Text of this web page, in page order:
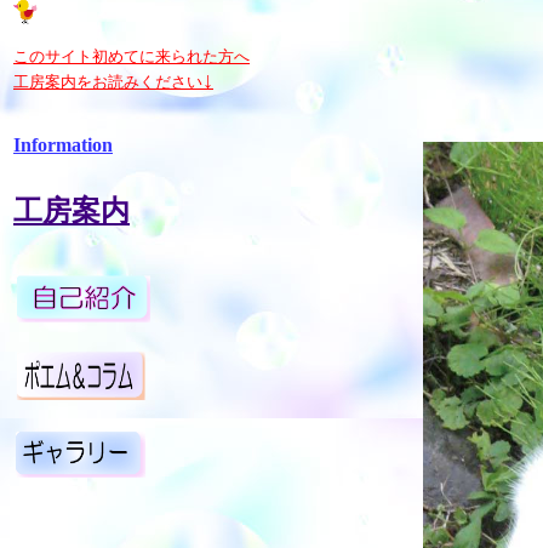
このサイト初めてに来られた方へ
工房案内をお読みください↓
Information
工房案内